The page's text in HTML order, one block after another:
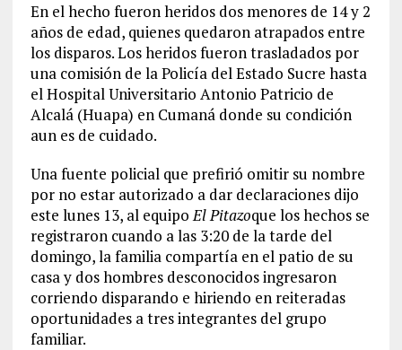
En el hecho fueron heridos dos menores de 14 y 2
años de edad, quienes quedaron atrapados entre
los disparos. Los heridos fueron trasladados por
una comisión de la Policía del Estado Sucre hasta
el Hospital Universitario Antonio Patricio de
Alcalá (Huapa) en Cumaná donde su condición
aun es de cuidado.
Una fuente policial que prefirió omitir su nombre
por no estar autorizado a dar declaraciones dijo
este lunes 13, al equipoEl Pitazoque los hechos se
registraron cuando a las 3:20 de la tarde del
domingo, la familia compartía en el patio de su
casa y dos hombres desconocidos ingresaron
corriendo disparando e hiriendo en reiteradas
oportunidades a tres integrantes del grupo
familiar.